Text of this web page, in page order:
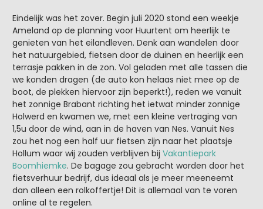
Eindelijk was het zover. Begin juli 2020 stond een weekje
Ameland op de planning voor Huurtent om heerlijk te
genieten van het eilandleven. Denk aan wandelen door
het natuurgebied, fietsen door de duinen en heerlijk een
terrasje pakken in de zon. Vol geladen met alle tassen die
we konden dragen (de auto kon helaas niet mee op de
boot, de plekken hiervoor zijn beperkt!), reden we vanuit
het zonnige Brabant richting het ietwat minder zonnige
Holwerd en kwamen we, met een kleine vertraging van
1,5u door de wind, aan in de haven van Nes. Vanuit Nes
zou het nog een half uur fietsen zijn naar het plaatsje
Hollum waar wij zouden verblijven bij Vakantiepark
Boomhiemke. De bagage zou gebracht worden door het
fietsverhuur bedrijf, dus ideaal als je meer meeneemt
dan alleen een rolkoffertje! Dit is allemaal van te voren
online al te regelen.